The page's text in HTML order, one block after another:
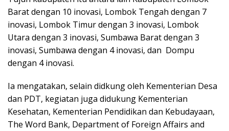
Barat dengan 10 inovasi, Lombok Tengah dengan 7
inovasi, Lombok Timur dengan 3 inovasi, Lombok
Utara dengan 3 inovasi, Sumbawa Barat dengan 3
inovasi, Sumbawa dengan 4 inovasi, dan Dompu
dengan 4 inovasi.
Ia mengatakan, selain didkung oleh Kementerian Desa
dan PDT, kegiatan juga didukung Kementerian
Kesehatan, Kementerian Pendidikan dan Kebudayaan,
The Word Bank, Department of Foreign Affairs and